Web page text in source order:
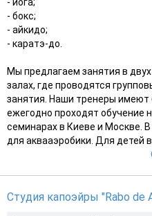
- бокс;
- айкидо;
- каратэ-до.
Мы предлагаем занятия в
залах, где проводятся
занятия. Наши тренеры
ежегодно проходят обучение
семинарах в Киеве и Москве.
для аквааэробики. Для детей в
Студия капоэйры "Rabo de